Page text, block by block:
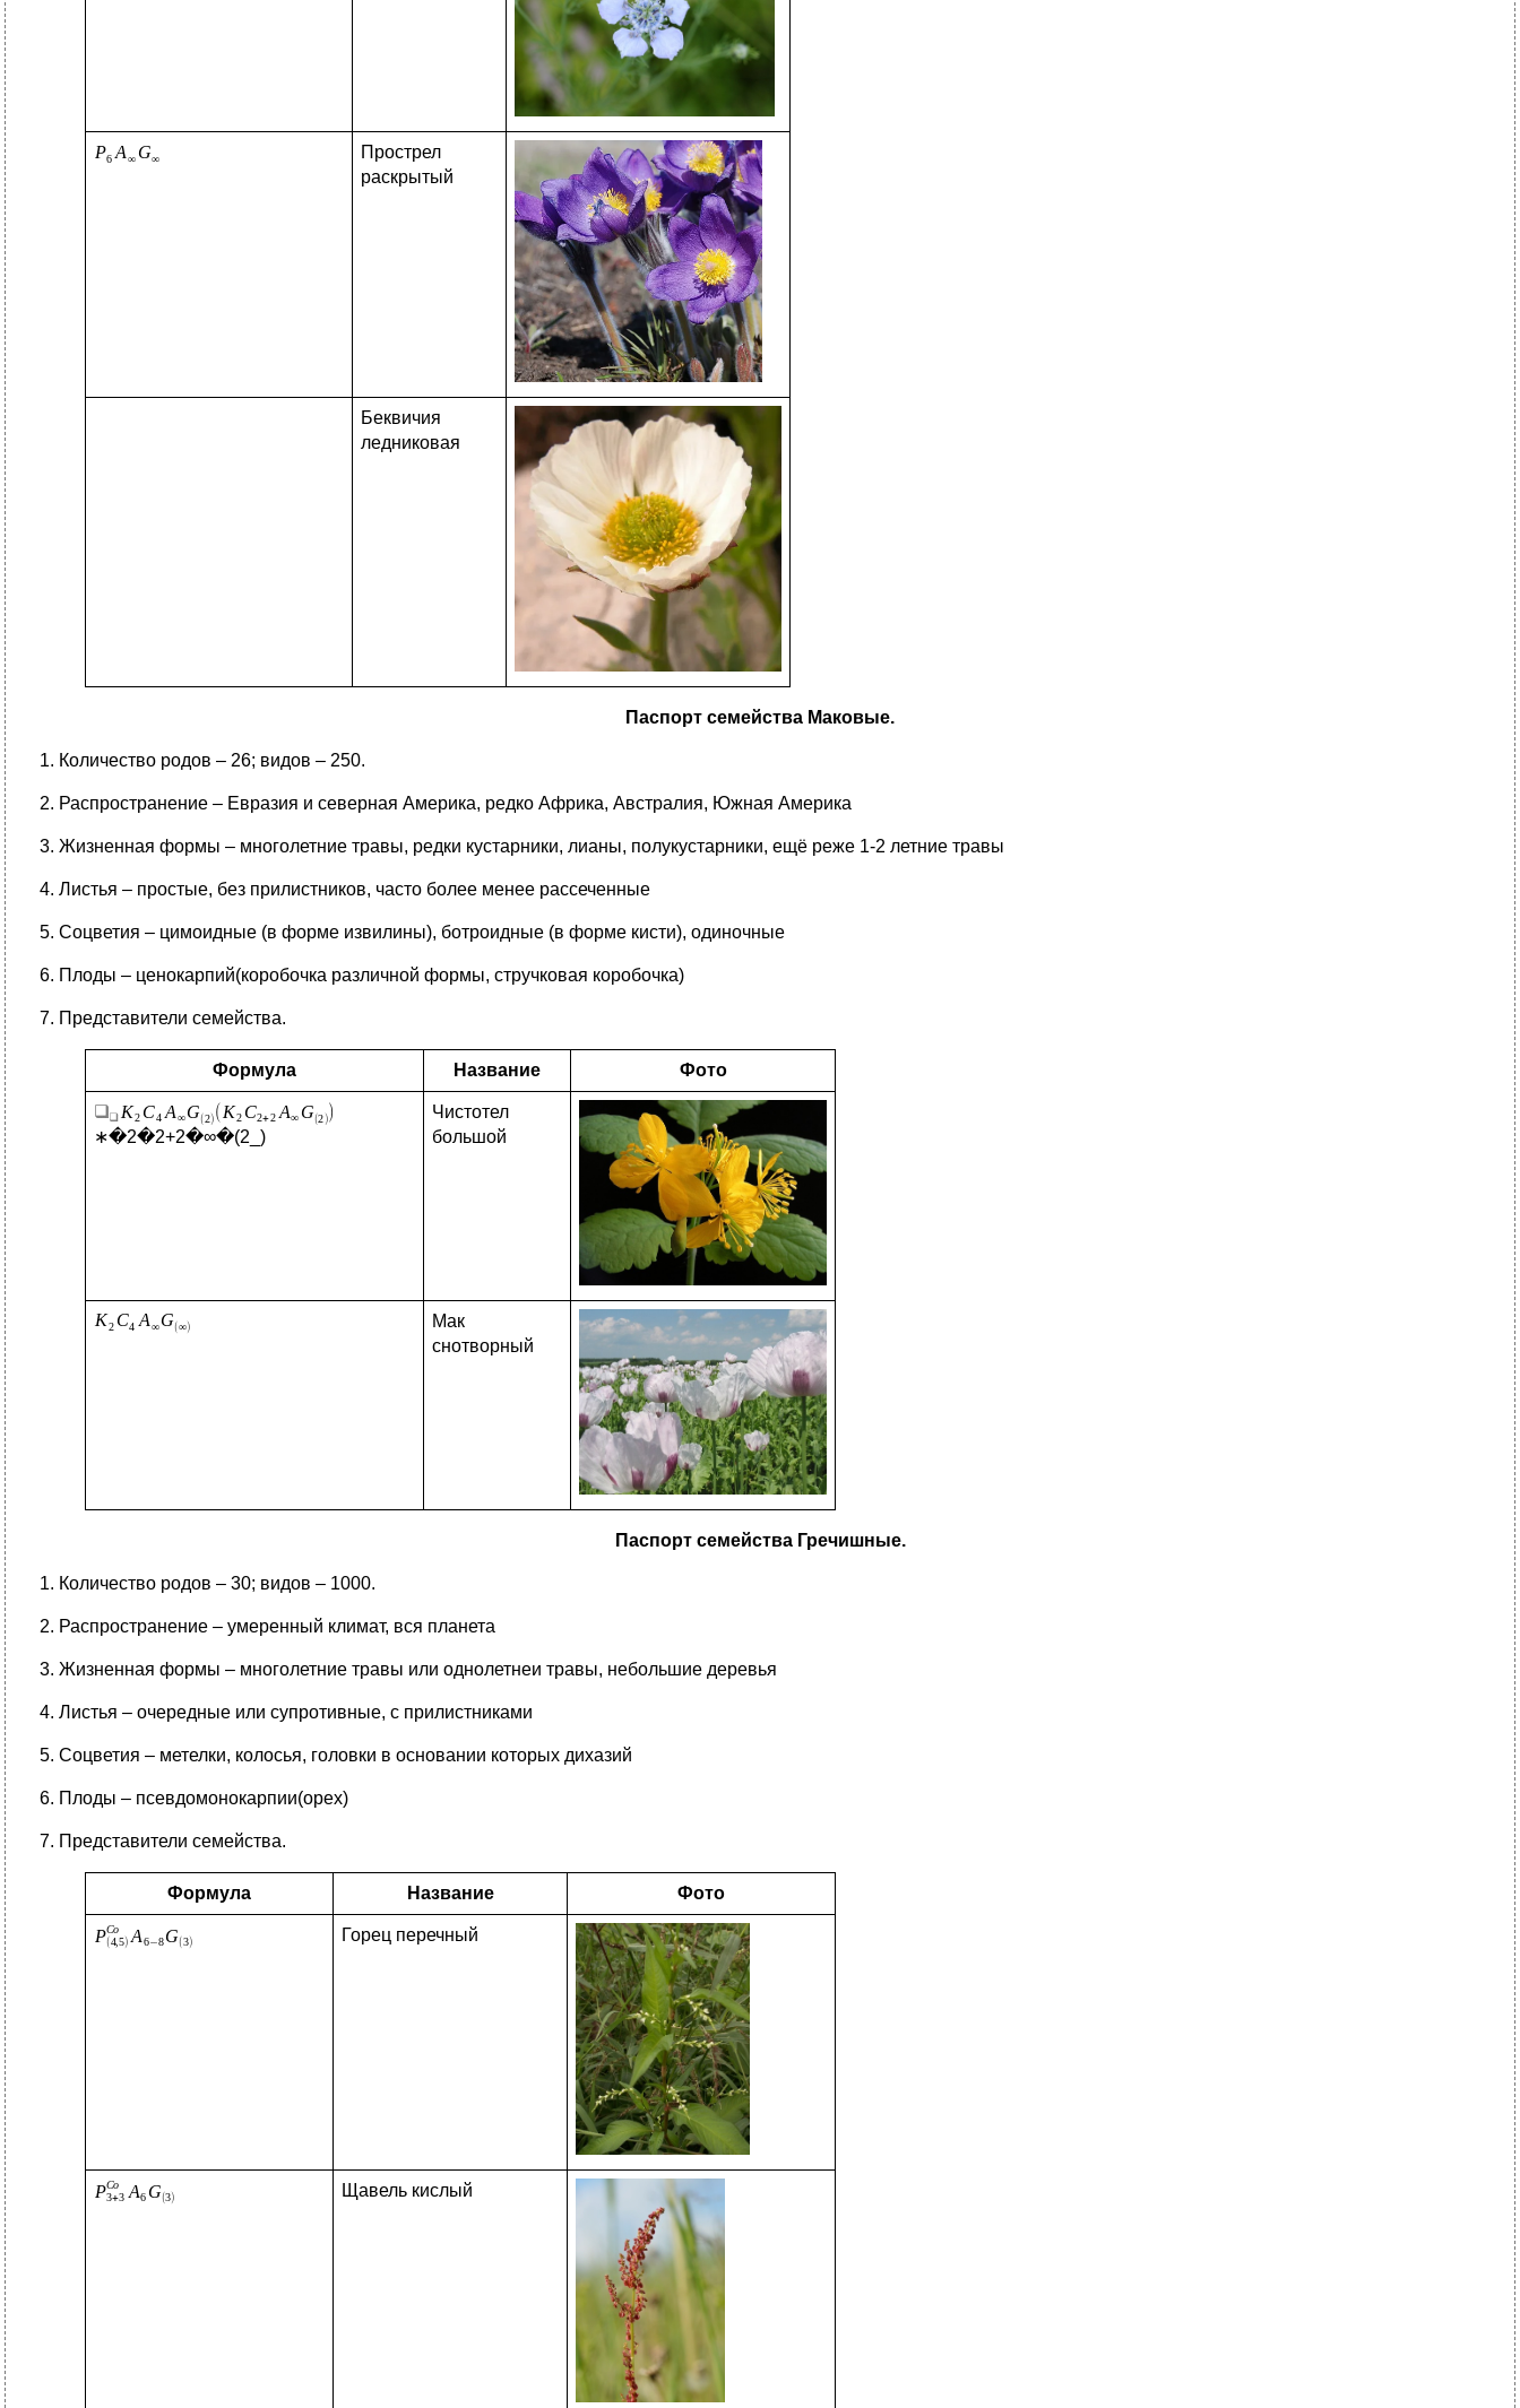
Прострел
раскрытый
Беквичия
ледниковая
Паспорт семейства Маковые.
1. Количество родов – 26; видов – 250.
2. Распространение – Евразия и северная Америка, редко Африка, Австралия, Южная Америка
3. Жизненная формы – многолетние травы, редки кустарники, лианы, полукустарники, ещё реже 1-2 летние травы
4. Листья – простые, без прилистников, часто более менее рассеченные
5. Соцветия – цимоидные (в форме извилины), ботроидные (в форме кисти), одиночные
6. Плоды – ценокарпий(коробочка различной формы, стручковая коробочка)
7. Представители семейства.
Формула Название Фото
∗�2�2+2�∞�(2_)
Чистотел
большой
Мак
снотворный
Паспорт семейства Гречишные.
1. Количество родов – 30; видов – 1000.
2. Распространение – умеренный климат, вся планета
3. Жизненная формы – многолетние травы или однолетнеи травы, небольшие деревья
4. Листья – очередные или супротивные, с прилистниками
5. Соцветия – метелки, колосья, головки в основании которых дихазий
6. Плоды – псевдомонокарпии(орех)
7. Представители семейства.
Формула Название Фото
Горец перечный
Щавель кислый